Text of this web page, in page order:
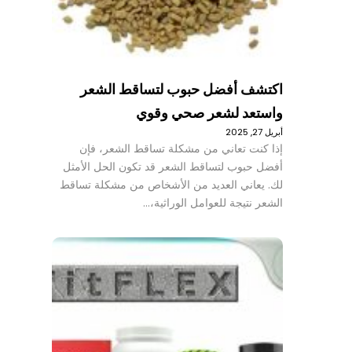
اكتشف أفضل حبوب لتساقط الشعر
واستعد لشعر صحي وقوي
أبريل 27, 2025
إذا كنت تعاني من مشكلة تساقط الشعر، فإن
أفضل حبوب لتساقط الشعر قد تكون الحل الأمثل
لك. يعاني العديد من الأشخاص من مشكلة تساقط
الشعر نتيجة للعوامل الوراثية،…